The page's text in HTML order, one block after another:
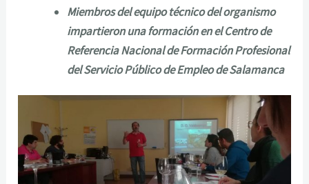
Miembros del equipo técnico del organismo
impartieron una formación en el Centro de
Referencia Nacional de Formación Profesional
del Servicio Público de Empleo de Salamanca